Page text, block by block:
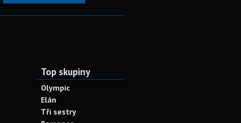
Top skupiny
Olympic
Elán
Tři sestry